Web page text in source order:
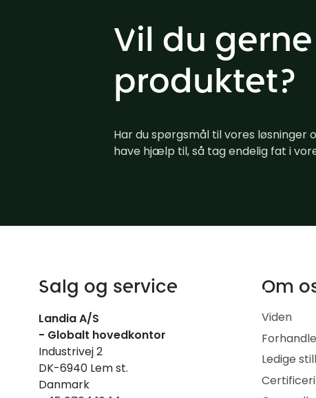
Vil du
produktet?
Har du spørgsmål til vores løsninger
have hjælp til, så tag endelig fat i
Salg og service
Landia A/S
- Globalt hovedkontor
Industrivej 2
DK-6940 Lem st.
Danmark
Om
Viden
Ledige